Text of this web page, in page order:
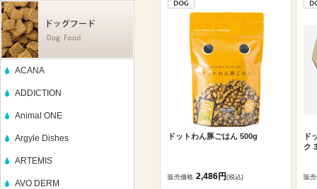
ACANA
ADDICTION
Animal ONE
Argyle Dishes
ARTEMIS
AVO DERM
ドットわん豚ごはん 500g
販売価格 2,486円(税込)
ド
ク
販